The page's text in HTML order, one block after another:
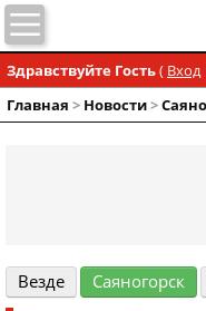
Здравствуйте Гость( Вход
Главная > Новости>
Везде Cаяногорск